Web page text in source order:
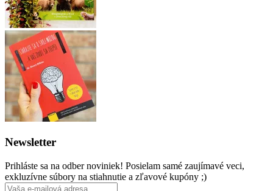
Newsletter
Prihláste sa na odber noviniek! Posielam samé zaujímavé veci,
exkluzívne súbory na stiahnutie a zľavové kupóny ;)